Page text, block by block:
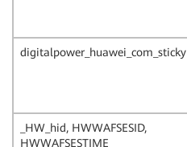
digitalpower_huawei_com_sticky
_HW_hid, HWWAFSESID,
HWWAFSESTIME